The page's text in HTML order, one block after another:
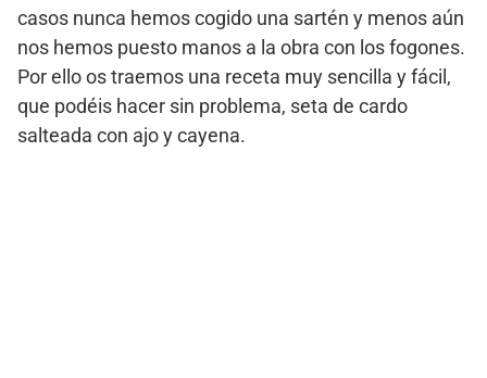
casos nunca hemos cogido una sartén y menos aún
nos hemos puesto manos a la obra con los fogones.
Por ello os traemos una receta muy sencilla y fácil,
que podéis hacer sin problema, seta de cardo
salteada con ajo y cayena.